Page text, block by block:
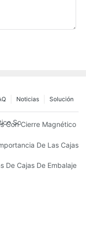
Solución
Noticias
Son La Mejor Opción
Con Cierre Magnético
Para Productos De
De Las Cajas
De Cuidado
De Cajas De Embalaje